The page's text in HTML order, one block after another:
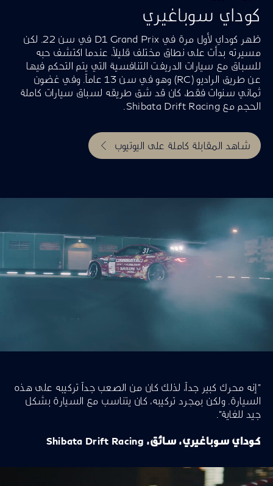
كوداي سوباغيري
ظهر كوداي لأول مرة في D1 Grand Prix في سن 22. لكن
مسيرته بدأت على نطاق مختلف قليلاً، عندما اكتشف حبه
للسباق مع سيارات الدريفت التنافسية التي يتم التحكم فيها
عن طريق الراديو (RC) وهو في سن 13 عاماً. وفي غضون
ثماني سنوات فقط، كان قد شق طريقه لسباق سيارات كاملة
الحجم مع Shibata Drift Racing.
شاهد المقابلة كاملة على اليوتيوب
"إنه محرك كبير جداً، لذلك كان من الصعب جداً تركيبه على هذه
السيارة. ولكن بمجرد تركيبه، كان يتناسب مع السيارة بشكل
جيد للغاية".
كوداي سوباغيري، سائق، Shibata Drift Racing